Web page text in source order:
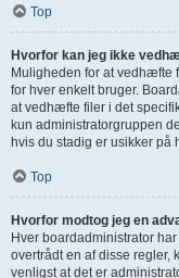
Top
Hvorfor kan jeg ikke
Muligheden for at vedhæfte
for hver enkelt bruger.
at vedhæfte filer i det
kun administratorgruppen
hvis du stadig er usikker
Top
Hvorfor modtog jeg en
Hver boardadministrator
overtrådt en af disse regler,
venligst at det er